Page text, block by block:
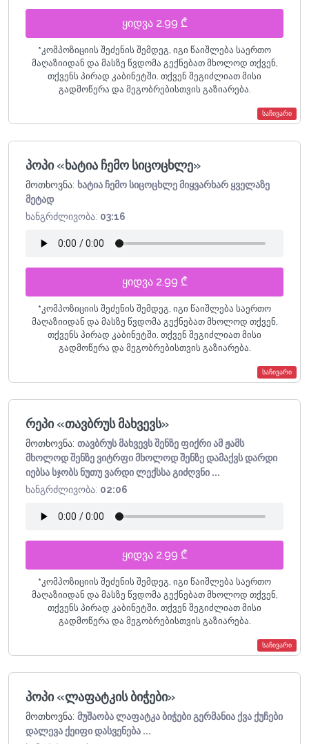
საჩივარი
ყიდვა 2.99 ₾
*კომპოზიციის შეძენის შემდეგ, იგი წაიშლება საერთო
მაღაზიიდან და მასზე წვდომა გექნებათ მხოლოდ თქვენ,
თქვენს პირად კაბინეტში. თქვენ შეგიძლიათ მისი
გადმოწერა და მეგობრებისთვის გაზიარება.
საჩივარი
პოპი «ხატია ჩემო სიცოცხლე»
მოთხოვნა: ხატია ჩემო სიცოცხლე მიყვარხარ ყველაზე
მეტად
ხანგრძლივობა: 03:16
ყიდვა 2.99 ₾
*კომპოზიციის შეძენის შემდეგ, იგი წაიშლება საერთო
მაღაზიიდან და მასზე წვდომა გექნებათ მხოლოდ თქვენ,
თქვენს პირად კაბინეტში. თქვენ შეგიძლიათ მისი
გადმოწერა და მეგობრებისთვის გაზიარება.
საჩივარი
რეპი «თავბრუს მახვევს»
მოთხოვნა: თავბრუს მახვევს შენზე ფიქრი ამ ჟამს
მხოლოდ შენზე ვიტრფი მხოლოდ შენზე დამაქვს დარდი
იებსა სჯობს ნუთუ ვარდი ლექსსა გიძღვნი ...
ხანგრძლივობა: 02:06
ყიდვა 2.99 ₾
*კომპოზიციის შეძენის შემდეგ, იგი წაიშლება საერთო
მაღაზიიდან და მასზე წვდომა გექნებათ მხოლოდ თქვენ,
თქვენს პირად კაბინეტში. თქვენ შეგიძლიათ მისი
გადმოწერა და მეგობრებისთვის გაზიარება.
პოპი «ლაფატკის ბიჭები»
მოთხოვნა: მუშაობა ლაფატკა ბიჭები გერმანია ქვა ქუჩები
დალევა ქეიფი დასვენება ...